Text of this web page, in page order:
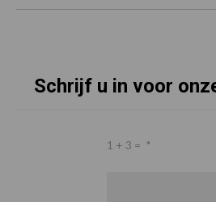
Schrijf u in voor
1 + 3 = *